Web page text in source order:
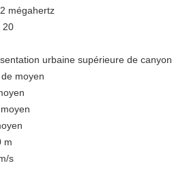
mégahertz
20
urbaine supérieure de canyon
moyen
m
s